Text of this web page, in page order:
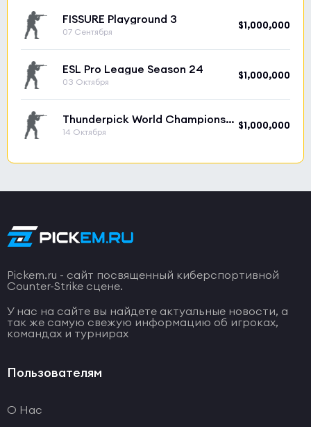
FISSURE Playground 3
07 Сентября
$1,000,000
ESL Pro League Season 24
03 Октября
$1,000,000
Thunderpick World Championship 2026
14 Октября
$1,000,000
Pickem.ru - сайт посвященный киберспортивной
Counter-Strike сцене.
У нас на сайте вы найдете актуальные новости, а
так же самую свежую информацию об игроках,
командах и турнирах
Пользователям
О Нас